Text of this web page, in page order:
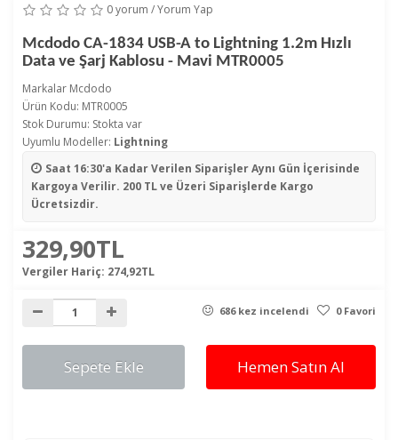
0 yorum /Yorum Yap
Mcdodo CA-1834 USB-A to Lightning 1.2m Hızlı
Data ve Şarj Kablosu - Mavi MTR0005
Markalar Mcdodo
Ürün Kodu: MTR0005
Stok Durumu: Stokta var
Uyumlu Modeller: Lightning
Saat 16:30'a Kadar Verilen SiparişlerAynı Gün İçerisinde
Kargoya Verilir. 200 TL ve Üzeri Siparişlerde Kargo
Ücretsizdir.
329,90TL
Vergiler Hariç: 274,92TL
686 kez incelendi 0 Favori
Sepete Ekle Hemen Satın Al